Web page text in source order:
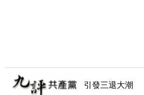
引發三退大潮